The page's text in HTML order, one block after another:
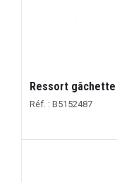
Ressort gâchette
Réf. : B5152487